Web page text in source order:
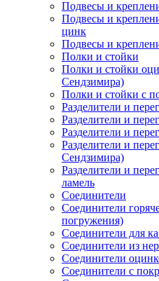
Подвесы и
Подвесы и
цинк
Подвесы и
Полки и стойки
Полки и стойки
Сендзимира)
Полки и стойки с
Разделители и
Разделители и
Разделители и
Разделители и
Сендзимира)
Разделители и
ламель
Соединители
Соединители
погружения)
Соединители для
Соединители из
Соединители
Соединители с